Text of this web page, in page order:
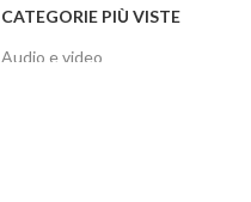
CATEGORIE PIÙ VISTE
Audio e video